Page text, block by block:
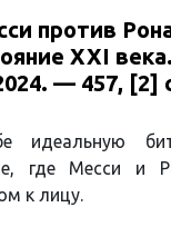
Рабинер, И. Я.
:
Москва, 2024
снайперским